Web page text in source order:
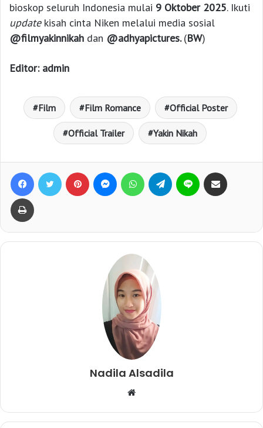
bioskop seluruh Indonesia mulai 9 Oktober 2025. Ikuti
updatekisah cinta Niken melalui media sosial
@filmyakinnikah dan @adhyapictures.(BW)
Editor: admin
Film Film Romance Official Poster
Official Trailer Yakin Nikah
Nadila Alsadila
b